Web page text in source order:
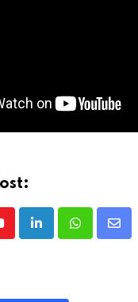
LinkedInWhatsappShare